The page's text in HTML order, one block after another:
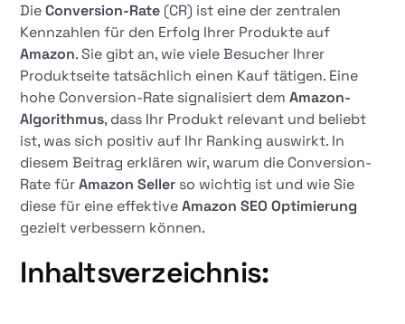
DieConversion-Rate (CR) ist eine der zentralen
Kennzahlen für den Erfolg Ihrer Produkte auf
Amazon. Sie gibt an, wie viele Besucher Ihrer
Produktseite tatsächlich einen Kauf tätigen. Eine
hohe Conversion-Rate signalisiert demAmazon-
Algorithmus, dass Ihr Produkt relevant und beliebt
ist, was sich positiv auf Ihr Ranking auswirkt. In
diesem Beitrag erklären wir, warum die Conversion-
Rate fürAmazon Seller so wichtig ist und wie Sie
diese für eine effektiveAmazon SEO Optimierung
gezielt verbessern können.
Inhaltsverzeichnis: